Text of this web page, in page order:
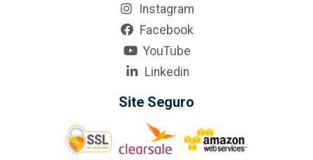
Instagram
Facebook
YouTube
Linkedin
Site Seguro